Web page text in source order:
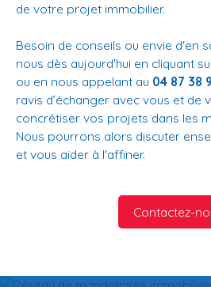
de votre projet immobilier.
Besoin de conseils ou envie d'en
nous dès aujourd'hui en cliquant
ou en nous appelant au 04 87 38
ravis d’échanger avec vous et de
concrétiser vos projets dans les
Nous pourrons alors discuter
et vous aider à l'affiner.
Contactez-